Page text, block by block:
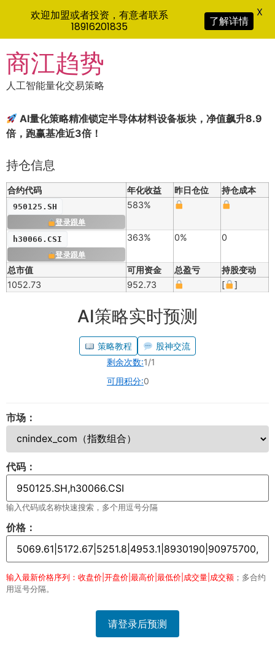
to
content
商江趋势
人工智能量化交易策略
AI量化策略精准锁定半导体材料设备板块，净值飙升8.9
倍，跑赢基准近3倍！
持仓信息
合约代码 年化收益 昨日仓位 持仓成本
950125.SH
登录跟单
583%
h30066.CSI
登录跟单
363% 0% 0
总市值 可用资金 总盈亏
持股变动
1052.73
952.73 [ ]
AI策略实时预测
策略教程
股神交流
剩余次数:1/1
可用积分:0
市场：
代码：
输入代码或名称快速搜索，多个用逗号分隔
价格：
输入最新价格序列：收盘价|开盘价|最高价|最低价|成交量|成交额 ；多合约
用逗号分隔。
请登录后预测
欢迎加盟或者投资，有意者联系
18916201835
了解详情
X